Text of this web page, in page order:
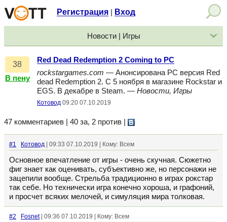
Регистрация Вход
Новости | Игры
38
В пену
Red Dead Redemption 2 Coming to PC
rockstargames.com — Анонсирована PC версия Red
dead Redemption 2. C 5 ноября в магазине Rockstar и
EGS. В декабре в Steam. — Новости, Игры
Котовод 09:20 07.10.2019
47 комментариев | 40 за, 2 против
#1 Котовод | 09:33 07.10.2019 | Кому: Всем
Основное впечатление от игры - очень скучная. Сюжетно
фиг знает как оценивать, субъективно же, но персонажи не
зацепили вообще. Стрельба традиционно в играх рокстар
так себе. Но технически игра конечно хороша, и графоний,
и просчет всяких мелочей, и симуляция мира толковая.
#2 Fosnet| 09:36 07.10.2019 | Кому: Всем